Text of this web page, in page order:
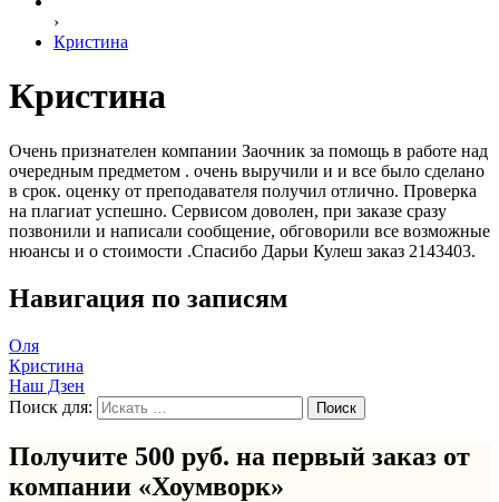
›
Кристина
Кристина
Очень признателен компании Заочник за помощь в работе над
очередным предметом . очень выручили и и все было сделано
в срок. оценку от преподавателя получил отлично. Проверка
на плагиат успешно. Сервисом доволен, при заказе сразу
позвонили и написали сообщение, обговорили все возможные
нюансы и о стоимости .Спасибо Дарьи Кулеш заказ 2143403.
Навигация по записям
Оля
Кристина
Наш Дзен
Поиск для:
Получите 500 руб. на первый заказ от
компании «Хоумворк»